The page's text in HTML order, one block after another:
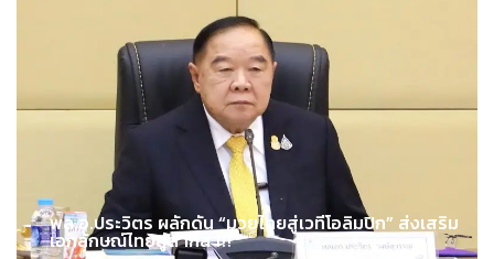
พล.อ.ประวิตร ผลักดัน “มวยไทยสู่เวทีโอลิมปิก” ส่งเสริม
เอกลักษณ์ไทยสู่สากล !!!